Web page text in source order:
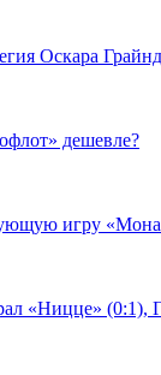
Оскара
дешевле?
игру
«Ницце» (0:1),